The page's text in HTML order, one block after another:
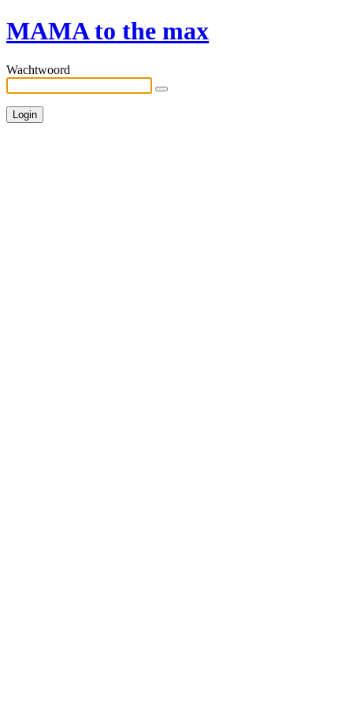
MAMA to the max
Wachtwoord